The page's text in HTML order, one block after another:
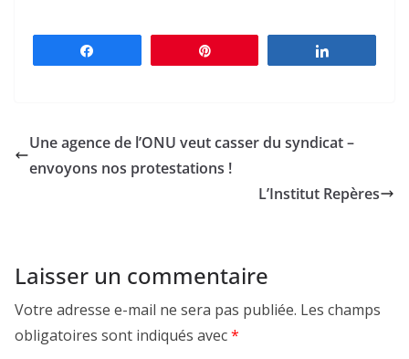
Une agence de l’ONU veut casser du syndicat –
envoyons nos protestations !
L’Institut Repères
Laisser un commentaire
Votre adresse e-mail ne sera pas publiée. Les champs
obligatoires sont indiqués avec*